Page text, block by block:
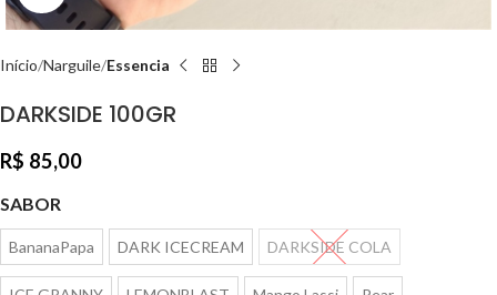
Início Narguile Essencia
DARKSIDE 100GR
R$ 85,00
SABOR
BananaPapa DARK ICECREAM DARKSIDE COLA